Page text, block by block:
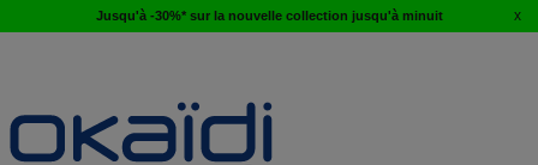
Jusqu'à -30%* sur la nouvelle collection jusqu'à minuit x